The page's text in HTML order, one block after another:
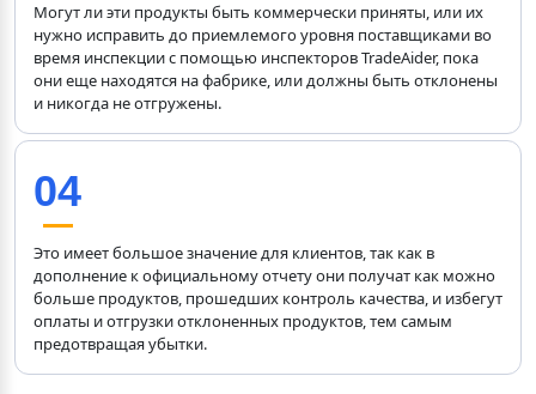
Могут ли эти продукты быть коммерчески приняты, или их
нужно исправить до приемлемого уровня поставщиками во
время инспекции с помощью инспекторов TradeAider, пока
они еще находятся на фабрике, или должны быть отклонены
и никогда не отгружены.
04
Это имеет большое значение для клиентов, так как в
дополнение к официальному отчету они получат как можно
больше продуктов, прошедших контроль качества, и избегут
оплаты и отгрузки отклоненных продуктов, тем самым
предотвращая убытки.